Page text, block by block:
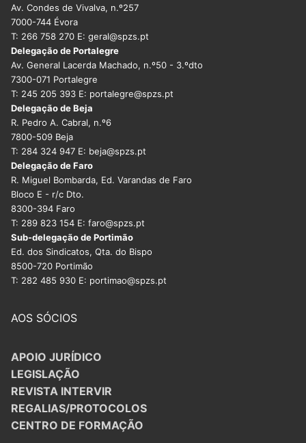
Av. Condes de Vivalva, n.º257
7000-744 Évora
T: 266 758 270 E: geral@spzs.pt
Delegação de Portalegre
Av. General Lacerda Machado, n.º50 - 3.ºdto
7300-071 Portalegre
T: 245 205 393 E: portalegre@spzs.pt
Delegação de Beja
R. Pedro A. Cabral, n.º6
7800-509 Beja
T: 284 324 947 E: beja@spzs.pt
Delegação de Faro
R. Miguel Bombarda, Ed. Varandas de Faro
Bloco E - r/c Dto.
8300-394 Faro
T: 289 823 154 E: faro@spzs.pt
Sub-delegação de Portimão
Ed. dos Sindicatos, Qta. do Bispo
8500-720 Portimão
T: 282 485 930 E: portimao@spzs.pt
AOS SÓCIOS
APOIO JURÍDICO
LEGISLAÇÃO
REVISTA INTERVIR
REGALIAS/PROTOCOLOS
CENTRO DE FORMAÇÃO